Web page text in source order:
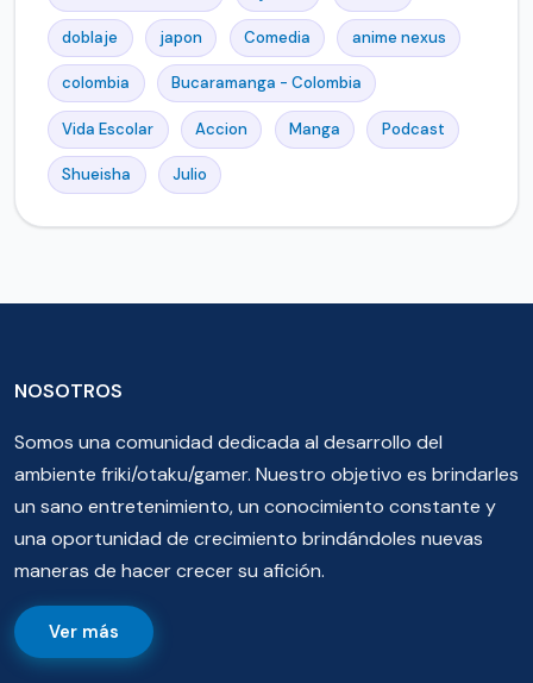
doblaje japon Comedia anime nexus
colombia Bucaramanga - Colombia
Vida Escolar Accion Manga Podcast
Shueisha Julio
NOSOTROS
Somos una comunidad dedicada al desarrollo del
ambiente friki/otaku/gamer. Nuestro objetivo es brindarles
un sano entretenimiento, un conocimiento constante y
una oportunidad de crecimiento brindándoles nuevas
maneras de hacer crecer su afición.
Ver más